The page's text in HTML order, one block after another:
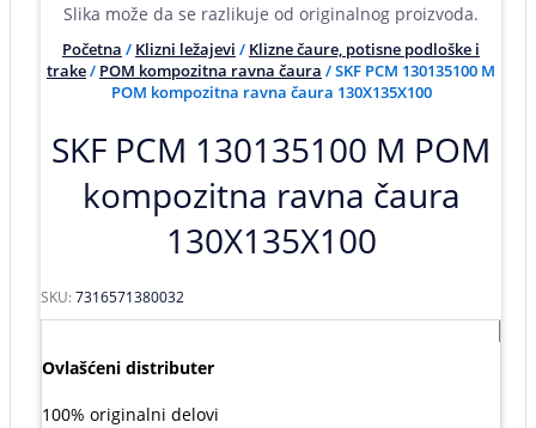
Slika može da se razlikuje od originalnog proizvoda.
Početna / Klizni ležajevi / Klizne čaure, potisne podloške i
trake/ POM kompozitna ravna čaura / SKF PCM 130135100 M
POM kompozitna ravna čaura 130X135X100
SKF PCM 130135100 M POM
kompozitna ravna čaura
130X135X100
SKU:7316571380032
Ovlašćeni distributer
100% originalni delovi